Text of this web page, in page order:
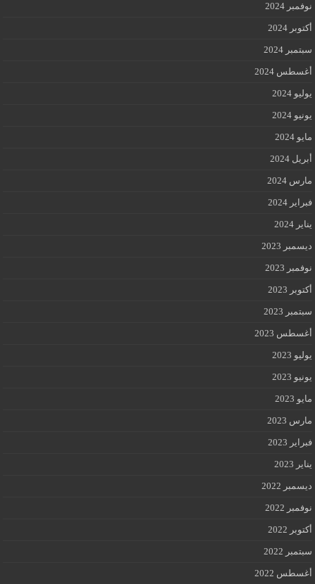
نوفمبر 2024
أكتوبر 2024
سبتمبر 2024
أغسطس 2024
يوليو 2024
يونيو 2024
مايو 2024
أبريل 2024
مارس 2024
فبراير 2024
يناير 2024
ديسمبر 2023
نوفمبر 2023
أكتوبر 2023
سبتمبر 2023
أغسطس 2023
يوليو 2023
يونيو 2023
مايو 2023
مارس 2023
فبراير 2023
يناير 2023
ديسمبر 2022
نوفمبر 2022
أكتوبر 2022
سبتمبر 2022
أغسطس 2022